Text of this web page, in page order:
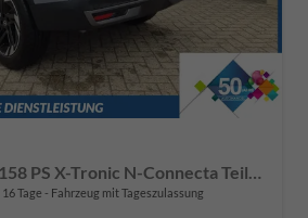
16 Tage Fahrzeug mit Tageszulassung